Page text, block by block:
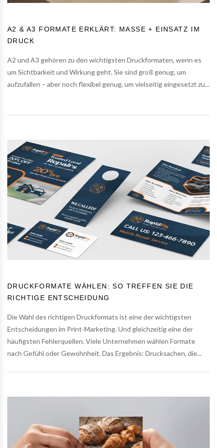
A2 & A3 FORMATE ERKLÄRT: MASSE + EINSATZ IM D
RUCK
A2 und A3 gehören zu den wichtigsten Druckformaten, wenn es
um Sichtbarkeit und Wirkung geht. Sie sind groß genug, um
aufzufallen – aber noch flexibel genug, um vielseitig eingesetzt zu...
DRUCKFORMATE WÄHLEN: SO TREFFEN SIE DIE
RICHTIGE ENTSCHEIDUNG
Die Wahl des richtigen Druckformats ist eine der wichtigsten
Entscheidungen im Print-Marketing. Und gleichzeitig eine der
häufigsten Fehlerquellen. Viele Unternehmen wählen Formate
nach Gefühl oder Gewohnheit. Das Ergebnis: Drucksachen, die...